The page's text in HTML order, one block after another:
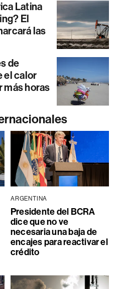
Latina
El
las
de
el calor
más horas
ARGENTINA
Presidente del BCRA
dice que no ve
necesaria una baja de
encajes para reactivar el
crédito